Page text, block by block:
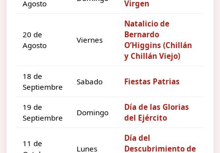
Agosto
Virgen
20 de
Agosto
Viernes
Natalicio de
Bernardo
O’Higgins (Chillán
y Chillán Viejo)
18 de
Septiembre
Sabado Fiestas Patrias
19 de
Septiembre
Domingo
Día de las Glorias
del Ejército
11 de
Lunes
Día del
Descubrimiento de